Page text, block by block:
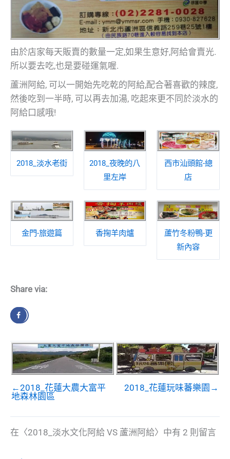
由於店家每天販賣的數量一定,如果生意好,阿給會賣光.
所以要去吃,也是要碰運氣喔.
蘆洲阿給, 可以一開始先吃乾的阿給,配合著喜歡的辣度,
然後吃到一半時, 可以再去加湯, 吃起來更不同於淡水的
阿給口感哦!
2018_淡水老街
2018_夜晚的八
里左岸
西市汕頭館-總
店
金門-旅遊篇 香掬羊肉爐
蘆竹冬粉鴨-更
新內容
Share via:
←2018_花蓮大農大富平
地森林園區
2018_花蓮玩味蕃樂園→
在〈2018_淡水文化阿給 VS 蘆洲阿給〉中有 2 則留言